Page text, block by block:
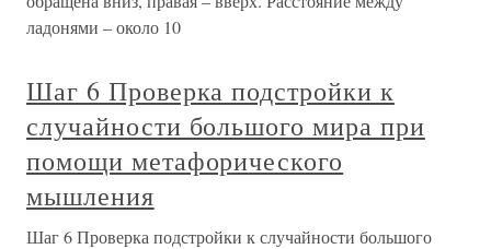
ладонями – около 10
Шаг 6 Проверка подстройки к
случайности большого мира при
помощи метафорического
мышления
Шаг 6 Проверка подстройки к случайности большого